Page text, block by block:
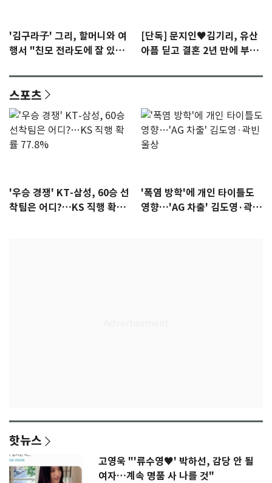
'김구라子' 그리, 할머니와 여
행서 "친모 전라도에 잘 있
[단독] 문지인♥김기리, 유산
아픔 딛고 결혼 2년 만에 부모
스포츠
'우승 경쟁' KT-삼성, 60승 선
착팀은 어디?…KS 직행 확률
'폭염 방학'에 개인 타이틀도
영향…'AG 차출' 김도영·곽빈
핫뉴스
고영욱 "'류수영♥' 박하선, 감당 안 될
여자…계속 명품 사 나를 것"